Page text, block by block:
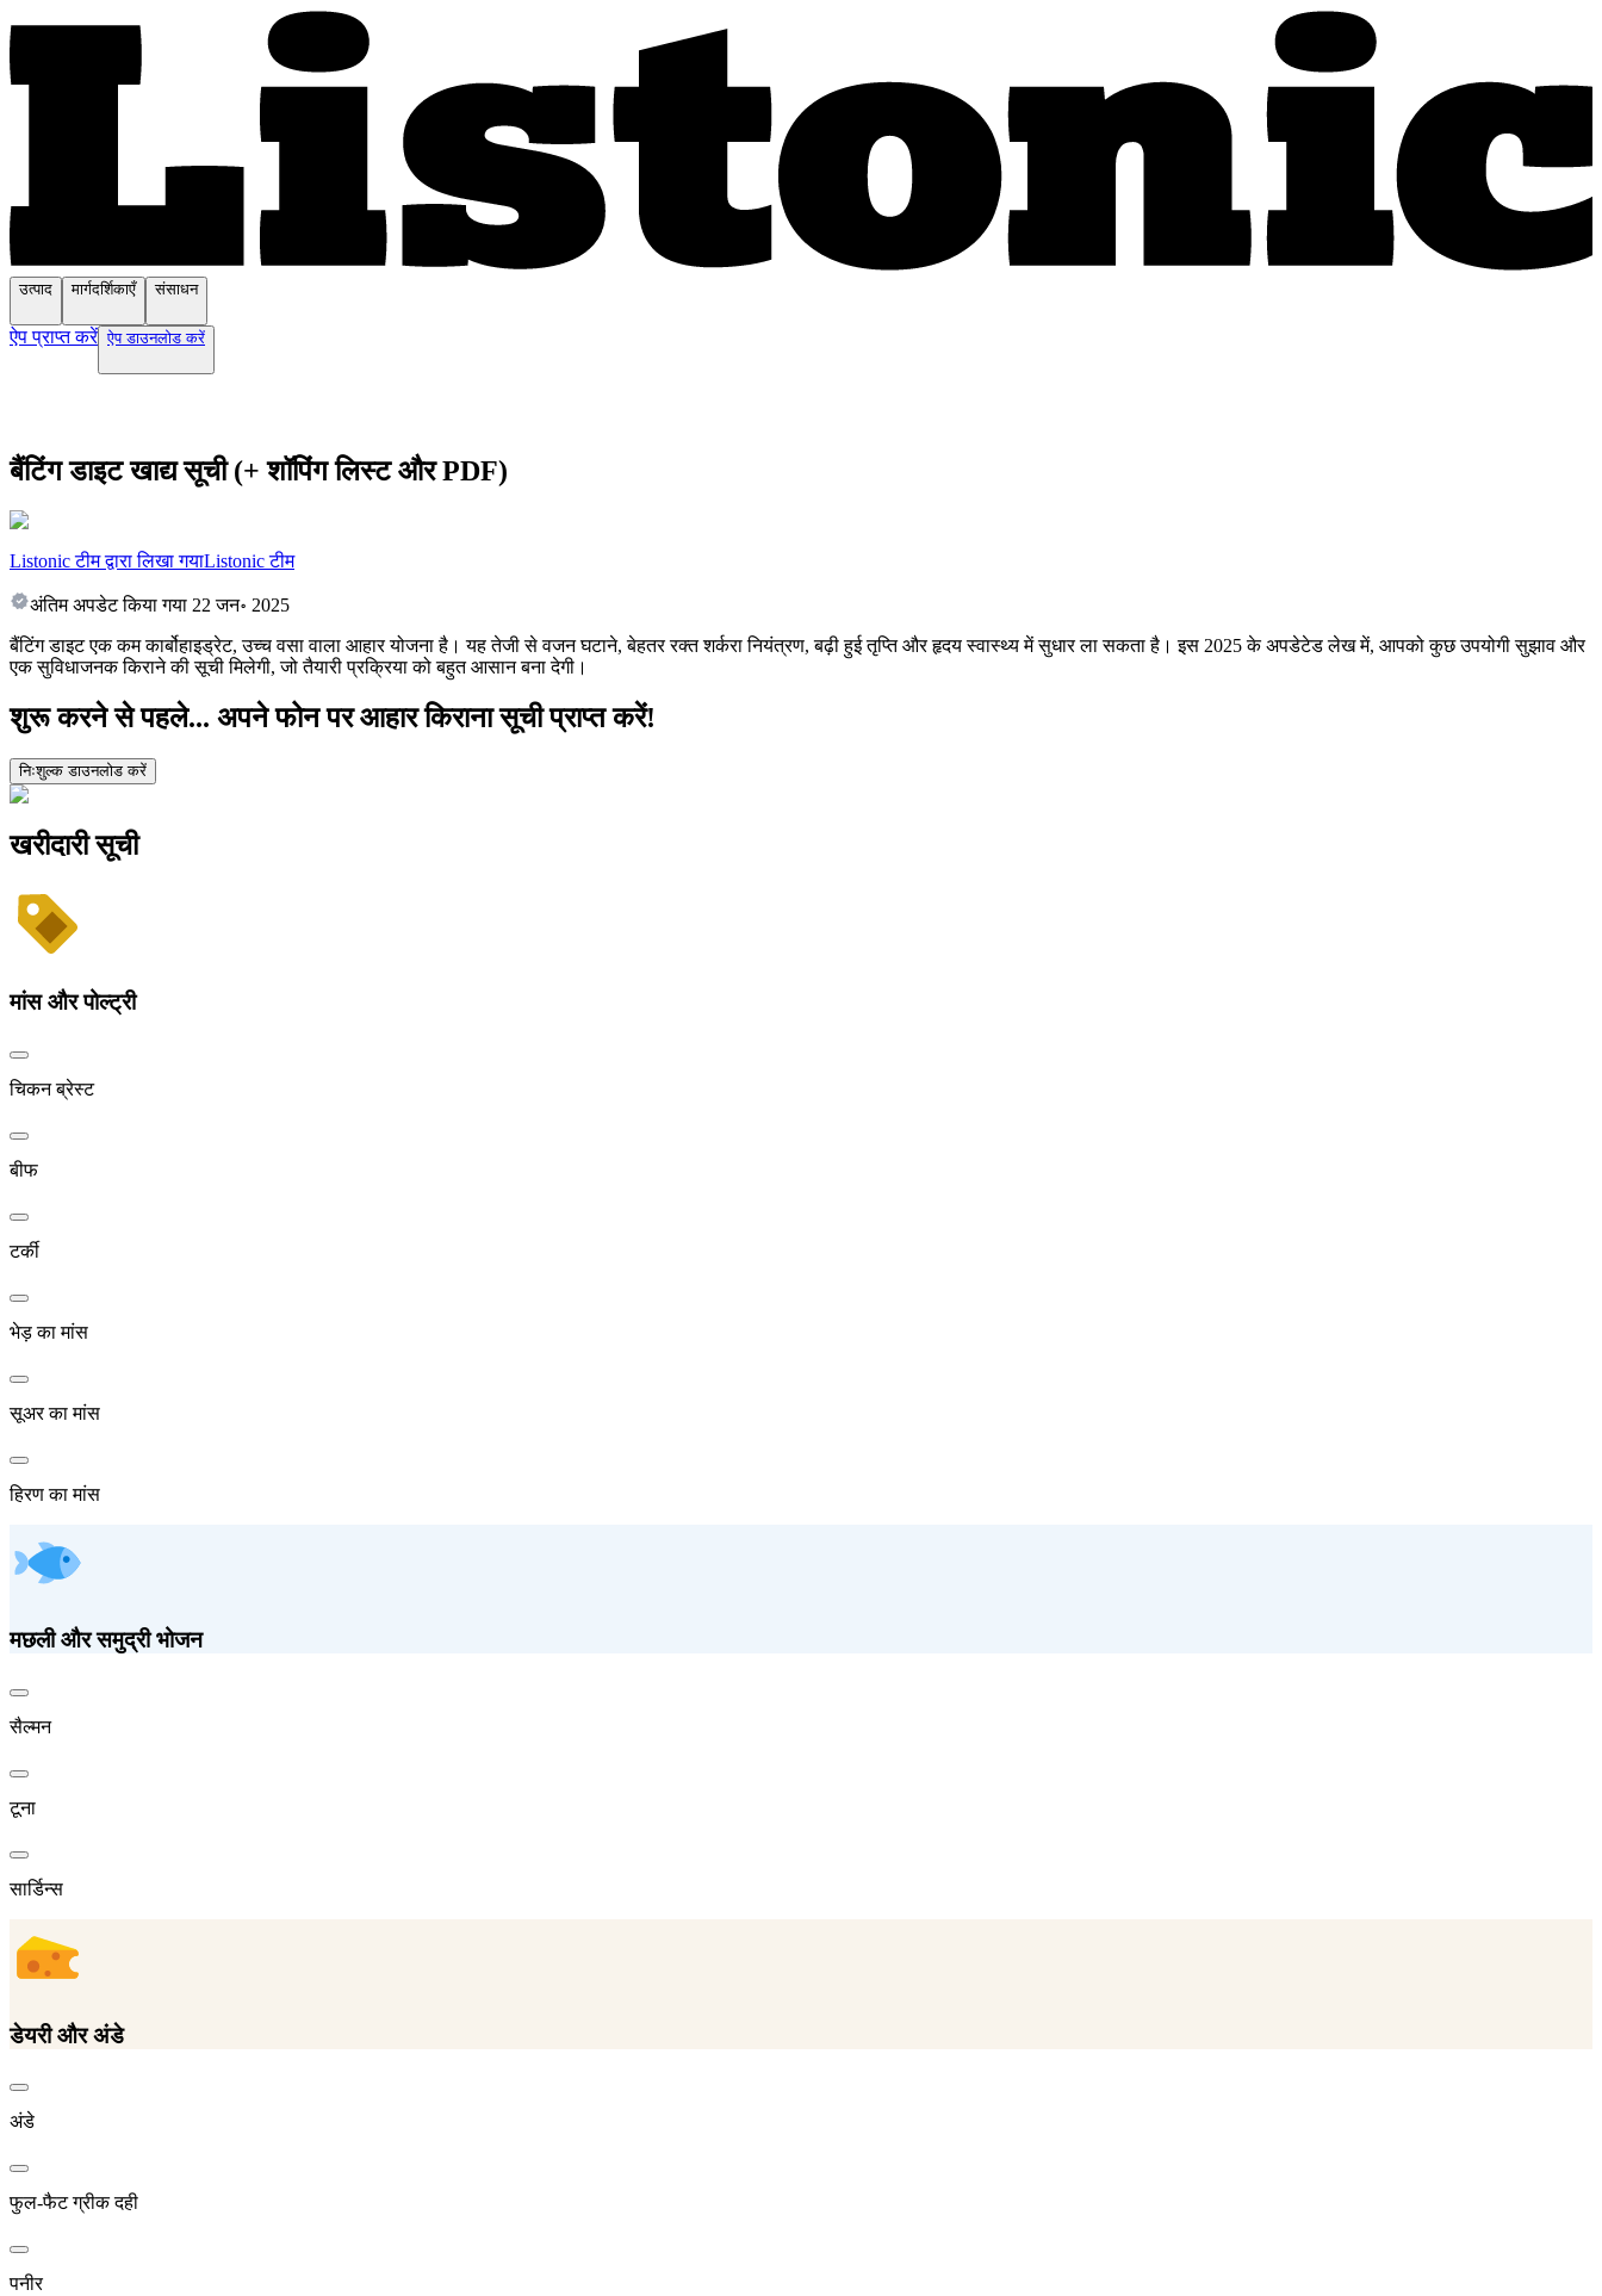
उत्पाद मार्गदर्शिकाएँ संसाधन
ऐप प्राप्त करें ऐप डाउनलोड करें
बैंटिंग डाइट खाद्य सूची (+ शॉपिंग लिस्ट और PDF)
Listonic टीम द्वारा लिखा गयाListonic टीम
अंतिम अपडेट किया गया 22 जन॰ 2025
बैंटिंग डाइट एक कम कार्बोहाइड्रेट, उच्च वसा वाला आहार योजना है। यह तेजी से वजन घटाने, बेहतर रक्त शर्करा नियंत्रण, बढ़ी हुई तृप्ति और हृदय स्वास्थ्य में सुधार ला सकता है। इस 2025 के अपडेटेड लेख में, आपको कुछ उपयोगी सुझाव और
एक सुविधाजनक किराने की सूची मिलेगी, जो तैयारी प्रक्रिया को बहुत आसान बना देगी।
शुरू करने से पहले... अपने फोन पर आहार किराना सूची प्राप्त करें!
निःशुल्क डाउनलोड करें
खरीदारी सूची
मांस और पोल्ट्री
चिकन ब्रेस्ट
बीफ
टर्की
भेड़ का मांस
सूअर का मांस
हिरण का मांस
मछली और समुद्री भोजन
सैल्मन
टूना
सार्डिन्स
डेयरी और अंडे
अंडे
फुल-फैट ग्रीक दही
पनीर